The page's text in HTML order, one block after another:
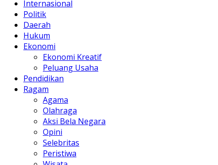
Internasional
Politik
Daerah
Hukum
Ekonomi
Ekonomi Kreatif
Peluang Usaha
Pendidikan
Ragam
Agama
Olahraga
Aksi Bela Negara
Opini
Selebritas
Peristiwa